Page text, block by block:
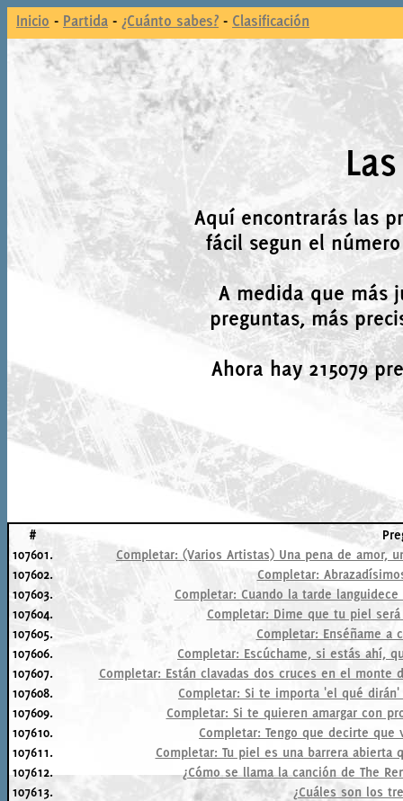
Inicio - Partida - ¿Cuánto sabes? - Clasificación
Aquí encontrarás las
fácil segun el
A medida que más
preguntas, más
Ahora hay 215079
#
107601.
Completar: (Varios Artistas) Una pena de amor,
107602.
Completar:
107603.
Completar: Cuando la tarde
107604.
Completar: Dime que tu piel
107605.
Completar: Enséñame a
107606.
Completar: Escúchame, si estás ahí,
107607.
Completar: Están clavadas dos cruces en el
107608.
Completar: Si te importa 'el qué
107609.
Completar: Si te quieren amargar con
107610.
Completar: Tengo que decirte
107611.
Completar: Tu piel es una barrera
107612.
¿Cómo se llama la canción de The
107613.
¿Cuáles son los